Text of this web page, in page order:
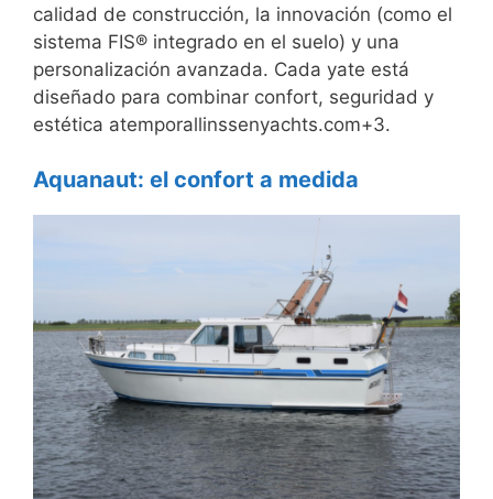
calidad de construcción, la innovación (como el
sistema FIS® integrado en el suelo) y una
personalización avanzada. Cada yate está
diseñado para combinar confort, seguridad y
estética atemporallinssenyachts.com+3.
Aquanaut: el confort a medida